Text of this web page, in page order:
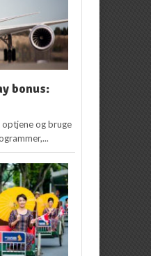
bonus:
og bruge